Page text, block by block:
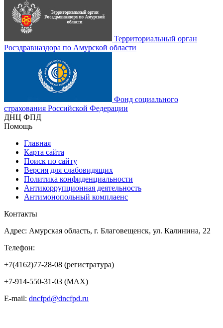
Территориальный орган
Росздравназдора по Амурской области
Фонд социального
страхования Российской Федерации
ДНЦ ФПД
Помощь
Главная
Карта сайта
Поиск по сайту
Версия для слабовидящих
Политика конфиденциальности
Антикоррупционная деятельность
Антимонопольный комплаенс
Контакты
Адрес: Амурская область, г. Благовещенск, ул. Калинина, 22
Телефон:
+7(4162)77-28-08 (регистратура)
+7-914-550-31-03 (MAX)
E-mail: dncfpd@dncfpd.ru